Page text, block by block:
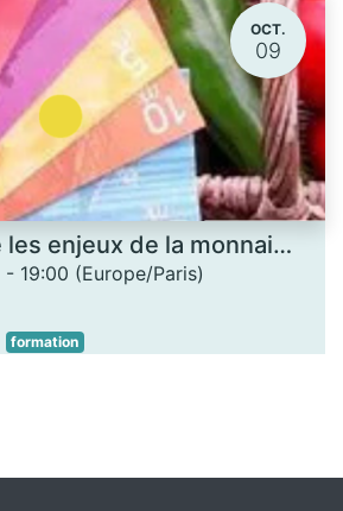
OCT.
09
Comprendre les enjeux de la monnaie locale - Les Ateliers des savoirs
- 19:00 (Europe/Paris)
formation